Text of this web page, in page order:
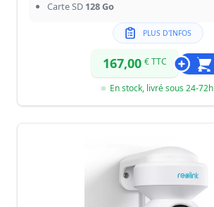
Carte SD 128 Go
PLUS D'INFOS
167,00 € TTC
En stock, livré sous 24-72h